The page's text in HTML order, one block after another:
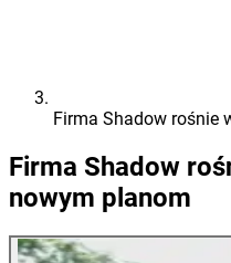
Firma Shadow rośnie
Firma Shadow
nowym planom